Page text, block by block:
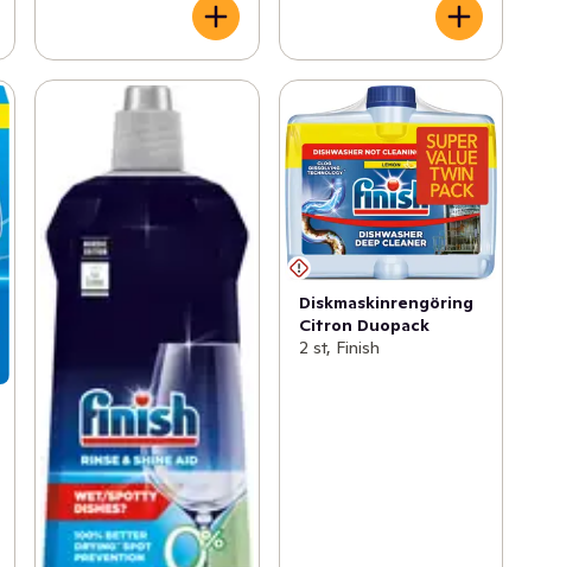
Diskmaskinrengöring
Citron Duopack
2 st, Finish